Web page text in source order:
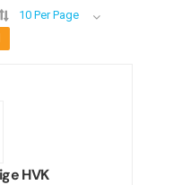
10 Per Page
HVK